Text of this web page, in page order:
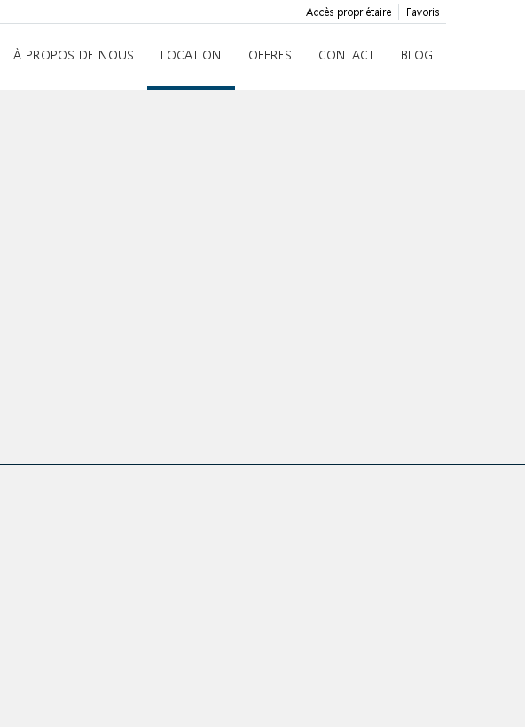
Favoris
Accès propriétaire
À PROPOS DE NOUS LOCATION OFFRES CONTACT BLOG